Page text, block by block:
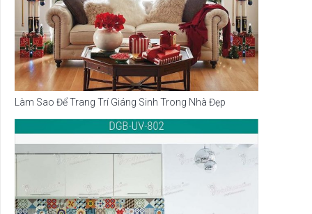
Làm Sao Để Trang Trí Giáng Sinh Trong Nhà Đẹp